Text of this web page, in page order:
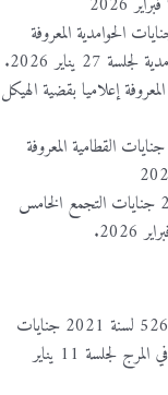
في القضية رقم 7730 لسنة 2024 جنايات الحوامدية المعروفة
يناير 2026.
39 متهم في القضية رقم 10572 لسنة 2024 المعروفة إعلاميا بقضية الهيكل
108 متهم في القضية رقم 3202 لسنة 2025 جنايات القطامية المعروفة
112 متهم في القضية رقم 14405 لسنة 2024 جنايات التجمع الخامس
تأجيل إعادة محاكمة متهم واحد في القضية رقم 526 لسنة 2021 جنايات
المرج المعروفة إعلاميا بقضية خلية اللجان النوعية في المرج لجلسة 11 يناير